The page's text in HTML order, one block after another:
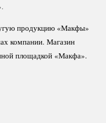
продукцию «Макфы»
компании. Магазин
площадкой «Макфа».